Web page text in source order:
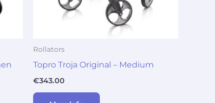
Rollators
Topro Troja Original – Medium
€343.00